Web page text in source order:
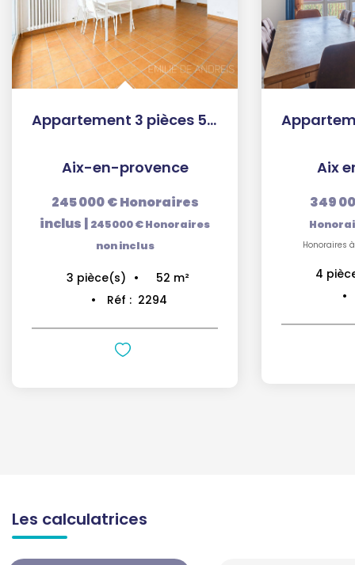
Appartement 3 pièces 52 m²
Aix-en-provence
245 000 €Honoraires
inclus | 245 000 €Honoraires
non inclus
3 pièce(s) 52 m²
Réf : 2294
Aix
349
Honoraires
4
Les calculatrices